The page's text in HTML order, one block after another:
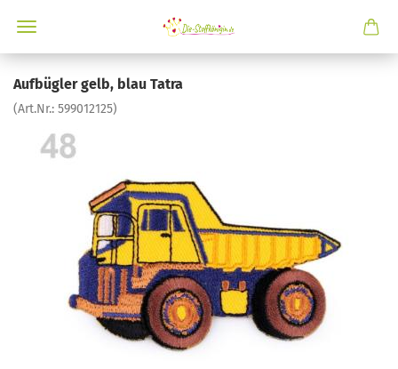
Aufbügler gelb, blau Tatra
(Art.Nr.: 599012125)